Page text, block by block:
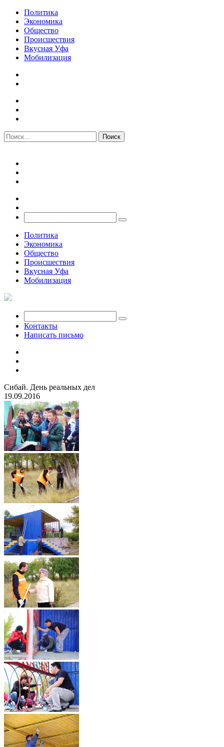
Политика
Экономика
Общество
Происшествия
Вкусная Уфа
Мобилизация
Политика
Экономика
Общество
Происшествия
Вкусная Уфа
Мобилизация
Контакты
Написать письмо
Сибай. День реальных дел
19.09.2016